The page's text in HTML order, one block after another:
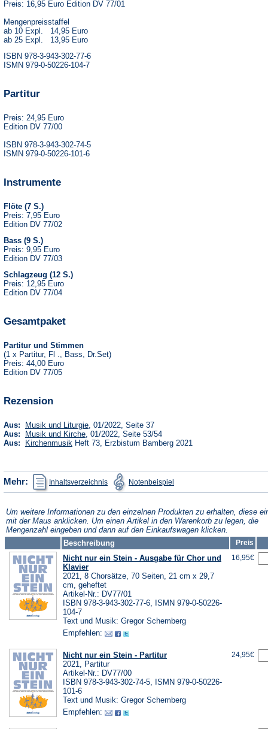
Preis: 16,95 Euro Edition DV 77/01
Mengenpreisstaffel
ab 10 Expl. 14,95 Euro
ab 25 Expl. 13,95 Euro
ISBN 978-3-943-302-77-6
ISMN 979-0-50226-104-7
Partitur
Preis: 24,95 Euro
Edition DV 77/00
ISBN 978-3-943-302-74-5
ISMN 979-0-50226-101-6
Instrumente
Flöte (7 S.)
Preis: 7,95 Euro
Edition DV 77/02
Bass (9 S.)
Preis: 9,95 Euro
Edition DV 77/03
Schlagzeug (12 S.)
Preis: 12,95 Euro
Edition DV 77/04
Gesamtpaket
Partitur und Stimmen
(1 x Partitur, Fl ., Bass, Dr.Set)
Preis: 44,00 Euro
Edition DV 77/05
Rezension
Aus: Musik und Liturgie(Öffnet
in
einem
neuen
, 01/2022, Seite 37
Aus:
Musik und Kirche(Öffnet
in
, 01/2022, Seite 53/54
Aus:
Kirchenmusik (Öffnet
Heft 73, Erzbistum Bamberg 2021
Mehr: Inhaltsverzeichnis
(Öffnet
in
einem
Tab)
Notenbeispiel in
einem
Tab)
Um weitere Informationen zu den einzelnen Produkten zu erhalten, diese
mit der Maus anklicken. Um einen Artikel in den Warenkorb zu legen, die
Mengenzahl eingeben und dann auf den Einkaufswagen klicken.
Beschreibung
Preis
Nicht nur ein Stein - Ausgabe für Chor und
Klavier
2021, 8 Chorsätze, 70 Seiten, 21 cm x 29,7
cm, geheftet
Artikel-Nr.: DV77/01
ISBN 978-3-943-302-77-6, ISMN 979-0-50226-
104-7
Text und Musik: Gregor Schemberg
Empfehlen:
16,95€
Nicht nur ein Stein - Partitur
2021, Partitur
Artikel-Nr.: DV77/00
ISBN 978-3-943-302-74-5, ISMN 979-0-50226-
101-6
Text und Musik: Gregor Schemberg
Empfehlen:
24,95€